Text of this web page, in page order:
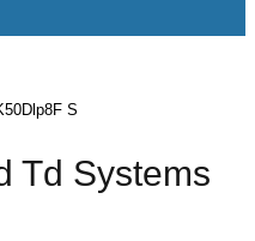
S
Td Systems